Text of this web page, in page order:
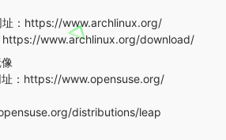
址：https://www.archlinux.org/
https://www.archlinux.org/download/
址：https://www.opensuse.org/
distributions/leap